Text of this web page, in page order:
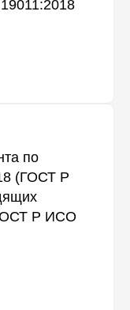
по
(ГОСТ Р
Р ИСО